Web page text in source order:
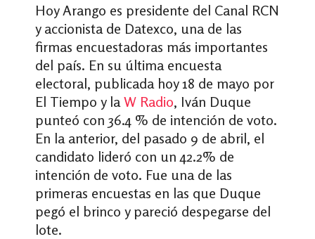
Hoy Arango es presidente del Canal RCN
y accionista de Datexco, una de las
firmas encuestadoras más importantes
del país. En su última encuesta
electoral, publicada hoy 18 de mayo por
El Tiempo y la W Radio, Iván Duque
punteó con 36.4 % de intención de voto.
En la anterior, del pasado 9 de abril, el
candidato lideró con un 42.2% de
intención de voto. Fue una de las
primeras encuestas en las que Duque
pegó el brinco y pareció despegarse del
lote.